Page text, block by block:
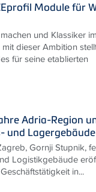
Module für
und Klassiker
dieser Ambition
für seine etablierten
Adria-Region
und Lagergebäude
Gornji Stupnik,
Logistikgebäude
in...